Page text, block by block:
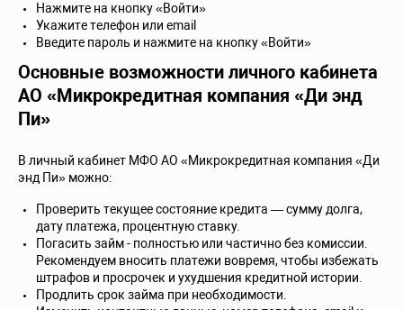
Нажмите на кнопку «Войти»
Укажите телефон или email
Введите пароль и нажмите на кнопку «Войти»
Основные возможности личного кабинета
АО «Микрокредитная компания «Ди энд
Пи»
В личный кабинет МФО АО «Микрокредитная компания «Ди
энд Пи» можно:
Проверить текущее состояние кредита — сумму долга,
дату платежа, процентную ставку.
Погасить займ - полностью или частично без комиссии.
Рекомендуем вносить платежи вовремя, чтобы избежать
штрафов и просрочек и ухудшения кредитной истории.
Продлить срок займа при необходимости.